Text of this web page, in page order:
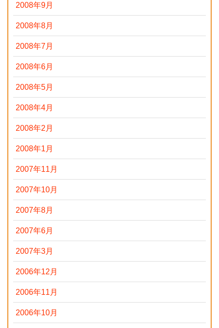
2008年9月
2008年8月
2008年7月
2008年6月
2008年5月
2008年4月
2008年2月
2008年1月
2007年11月
2007年10月
2007年8月
2007年6月
2007年3月
2006年12月
2006年11月
2006年10月